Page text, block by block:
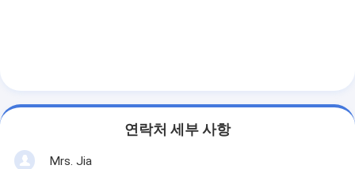
연락처 세부 사항
Mrs. Jia